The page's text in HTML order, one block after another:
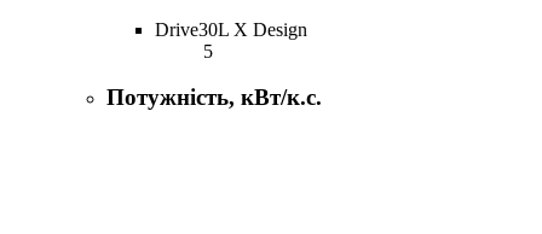
Drive30L X Design
5
Потужність, кВт/к.с.